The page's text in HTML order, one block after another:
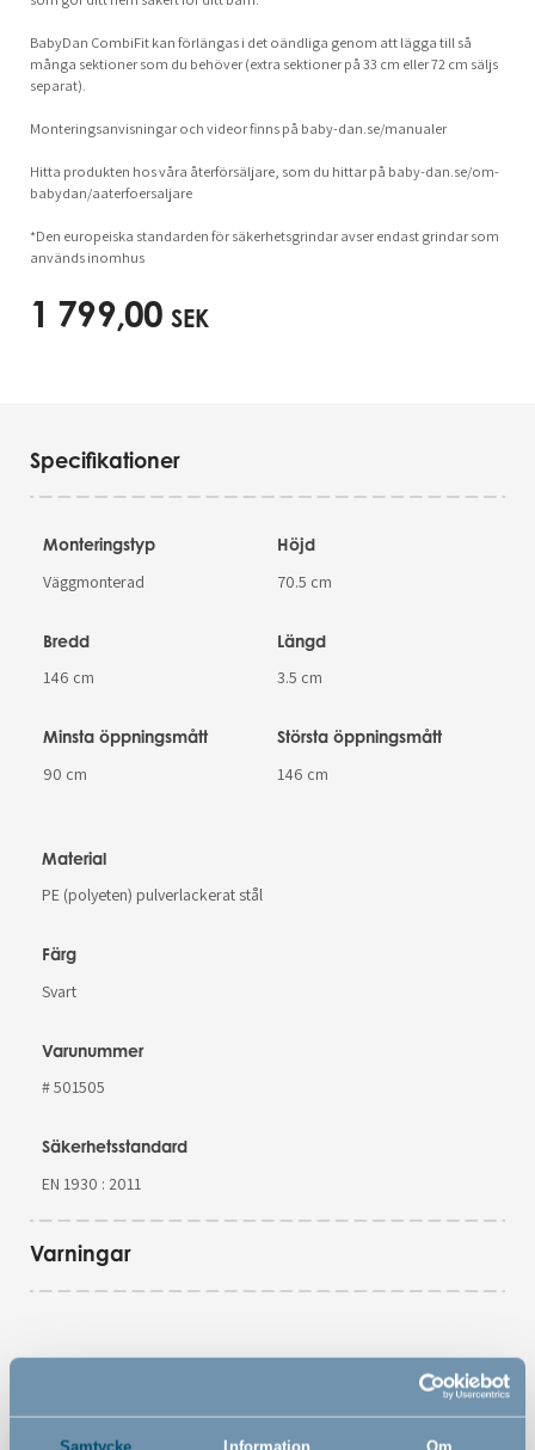
Samtycke Information Om
BabyDan CombiFit kan förlängas i det oändliga genom att lägga till så
många sektioner som du behöver (extra sektioner på 33 cm eller 72 cm säljs
separat).
Monteringsanvisningar och videor finns på baby-dan.se/manualer
Hitta produkten hos våra återförsäljare, som du hittar på baby-dan.se/om-
babydan/aaterfoersaljare
*Den europeiska standarden för säkerhetsgrindar avser endast grindar som
används inomhus
1 799,00 SEK
Specifikationer
Monteringstyp
Väggmonterad
Höjd
70.5 cm
Bredd
146 cm
Längd
3.5 cm
Minsta öppningsmått
90 cm
Största öppningsmått
146 cm
Material
PE (polyeten) pulverlackerat stål
Färg
Svart
Varunummer
# 501505
Säkerhetsstandard
EN 1930 : 2011
Varningar